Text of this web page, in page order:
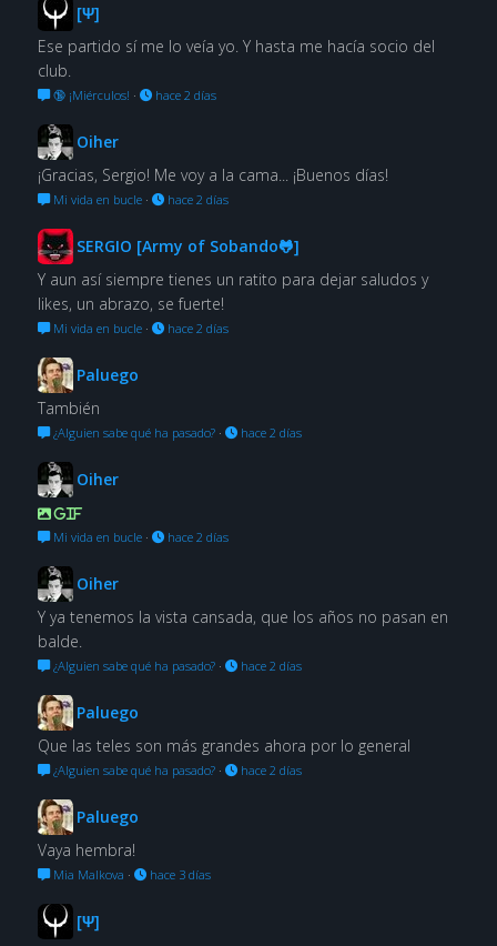
[Ψ]
Ese partido sí me lo veía yo. Y hasta me hacía socio del
club.
🔞 ¡Miérculos! · hace 2 días
Oiher
¡Gracias, Sergio! Me voy a la cama... ¡Buenos días!
Mi vida en bucle· hace 2 días
SERGIO [Army of Sobando🐸]
Y aun así siempre tienes un ratito para dejar saludos y
likes, un abrazo, se fuerte!
Mi vida en bucle· hace 2 días
Paluego
También
¿Alguien sabe qué ha pasado?· hace 2 días
Oiher
GIF
Mi vida en bucle· hace 2 días
Oiher
Y ya tenemos la vista cansada, que los años no pasan en
balde.
¿Alguien sabe qué ha pasado?· hace 2 días
Paluego
Que las teles son más grandes ahora por lo general
¿Alguien sabe qué ha pasado?· hace 2 días
Paluego
Vaya hembra!
Mia Malkova · hace 3 días
[Ψ]